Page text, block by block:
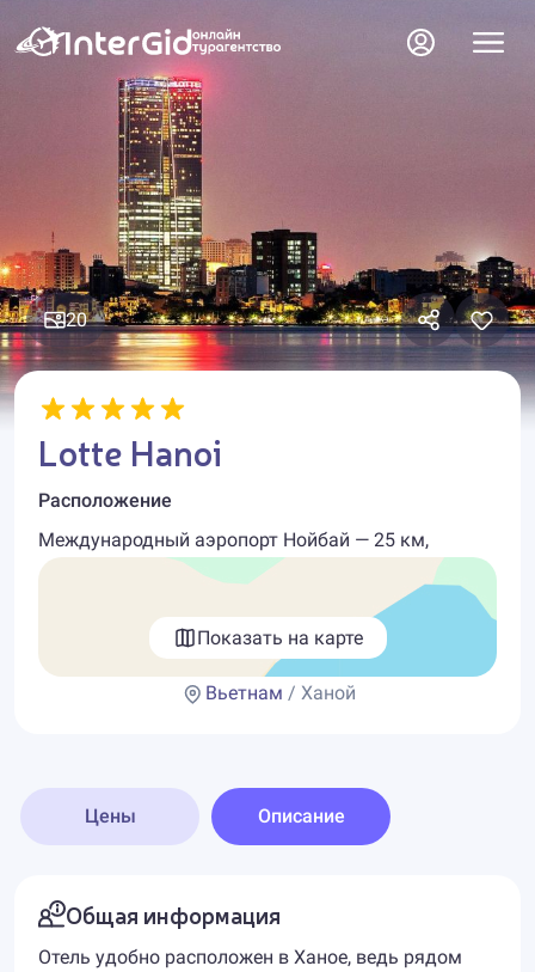
20
Lotte Hanoi
Расположение
Международный аэропорт Нойбай — 25 км,
Показать на карте
Вьетнам / Ханой
Цены Описание
Общая информация
Отель удобно расположен в Ханое, ведь рядом